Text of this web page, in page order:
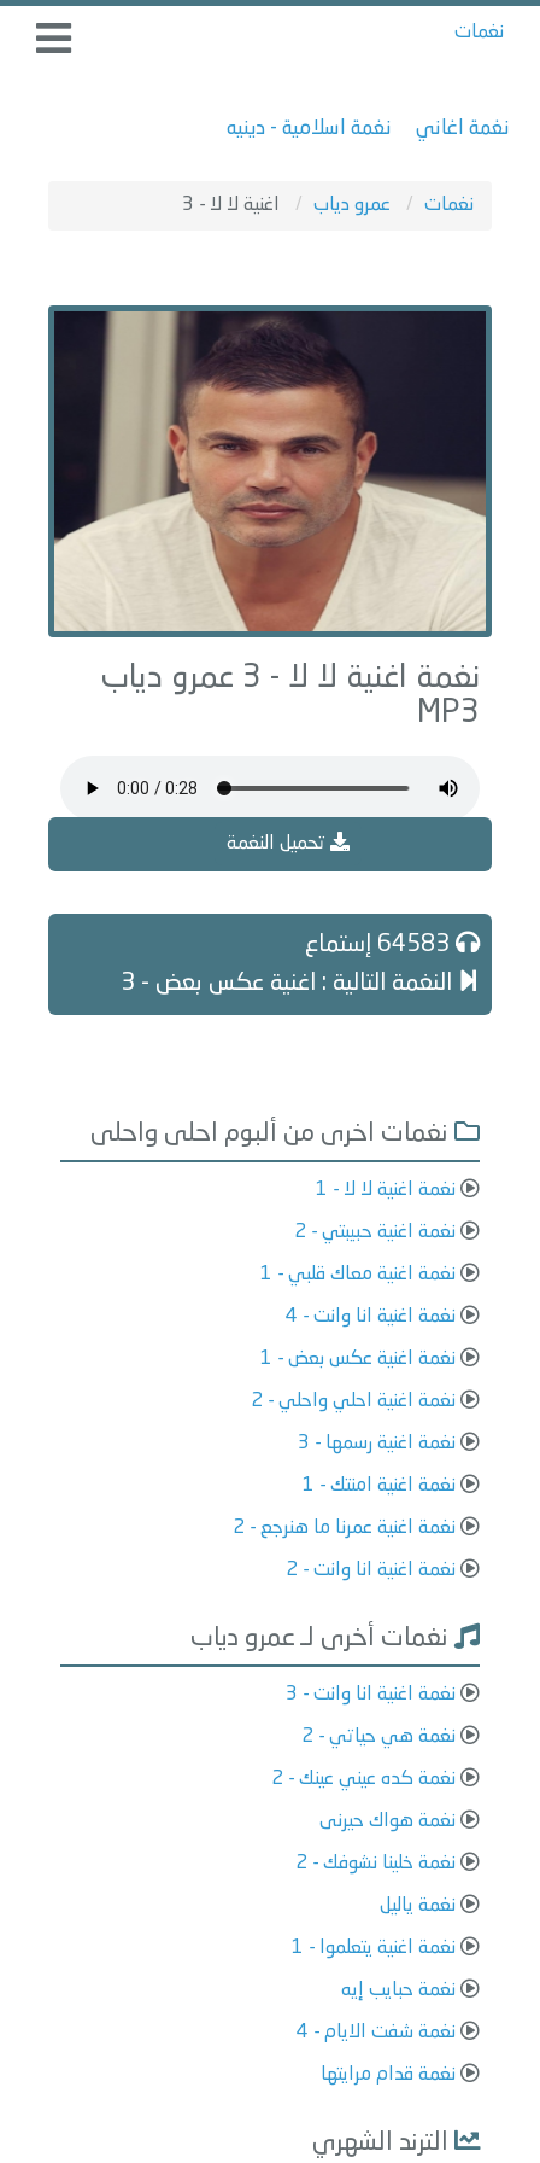
نغمات
نغمة اغاني نغمة اسلامية - دينيه
نغمات عمرو دياب اغنية لا لا - 3
نغمة اغنية لا لا - 3 عمرو دياب
MP3
تحميل النغمة
النغمة التالية : اغنية عكس بعض - 3
نغمات اخرى من ألبوم احلى واحلى
نغمة اغنية لا لا - 1
نغمة اغنية حبيبتي - 2
نغمة اغنية معاك قلبي - 1
نغمة اغنية انا وانت - 4
نغمة اغنية عكس بعض - 1
نغمة اغنية احلي واحلي - 2
نغمة اغنية رسمها - 3
نغمة اغنية امنتك - 1
نغمة اغنية عمرنا ما هنرجع - 2
نغمة اغنية انا وانت - 2
نغمات أخرى لـ عمرو دياب
نغمة اغنية انا وانت - 3
نغمة هي حياتي - 2
نغمة كده عيني عينك - 2
نغمة هواك حيرنى
نغمة خلينا نشوفك - 2
نغمة ياليل
نغمة اغنية يتعلموا - 1
نغمة حبايب إيه
نغمة شفت الايام - 4
نغمة قدام مرايتها
الترند الشهري